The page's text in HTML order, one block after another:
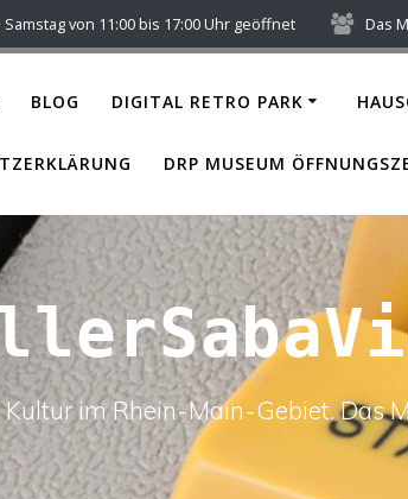
Samstag von 11:00 bis 17:00 Uhr geöffnet Das
BLOG DIGITAL RETRO PARK
DRP MUSEUM
Kultur im Rhein-Main-Gebiet. Das